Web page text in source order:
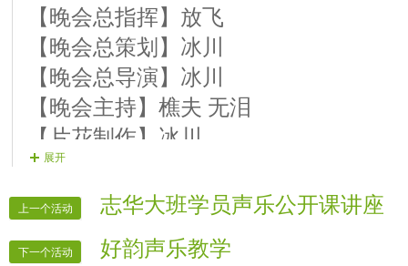
【晚会总指挥】放飞
【晚会总策划】冰川
【晚会总导演】冰川
【晚会主持】樵夫 无泪
【片花制作】冰川
【晚会组织】星辰 落叶
【烟花指挥】放飞
【晚会递麦】剑客
【晚会片花】片花1幽兰 片花2落叶
展开
上一个活动 志华大班学员声乐公开课讲座
下一个活动 好韵声乐教学